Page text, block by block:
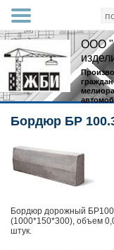
ООО
Бордюр БР
Бордюр дорожный
(1000*150*300), объем
штук.